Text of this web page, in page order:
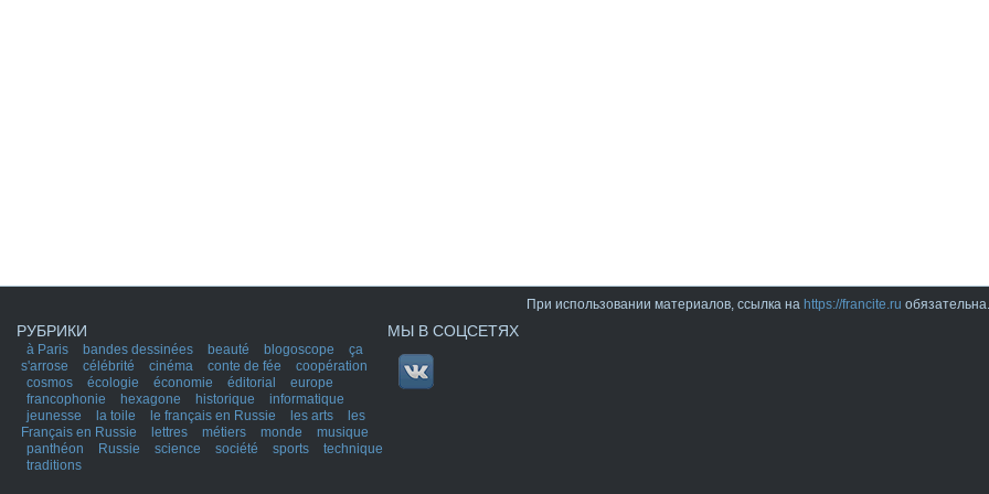
При использовании материалов, ссылка на https://francite.ru обязательна.
РУБРИКИ
à Paris bandes dessinées beauté blogoscope
ça
s'arrose
célébrité cinéma conte de fée
coopération
cosmos
écologie économie éditorial
europe
francophonie
hexagone historique
informatique
jeunesse
la toile le français en Russie les arts
les
Français en Russie
lettres métiers monde
musique
panthéon
Russie science société sports
technique
traditions
МЫ В СОЦСЕТЯХ